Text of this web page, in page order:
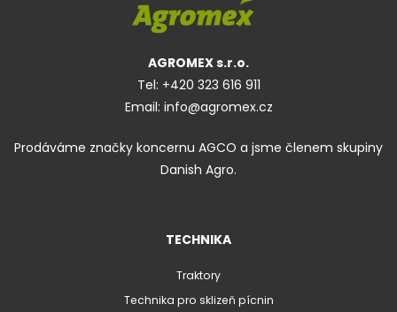
AGROMEX s.r.o.
Tel: +420 323 616 911
Email: info@agromex.cz
Prodáváme značky koncernu AGCO a jsme členem skupiny
Danish Agro.
TECHNIKA
Traktory
Technika pro sklizeň pícnin